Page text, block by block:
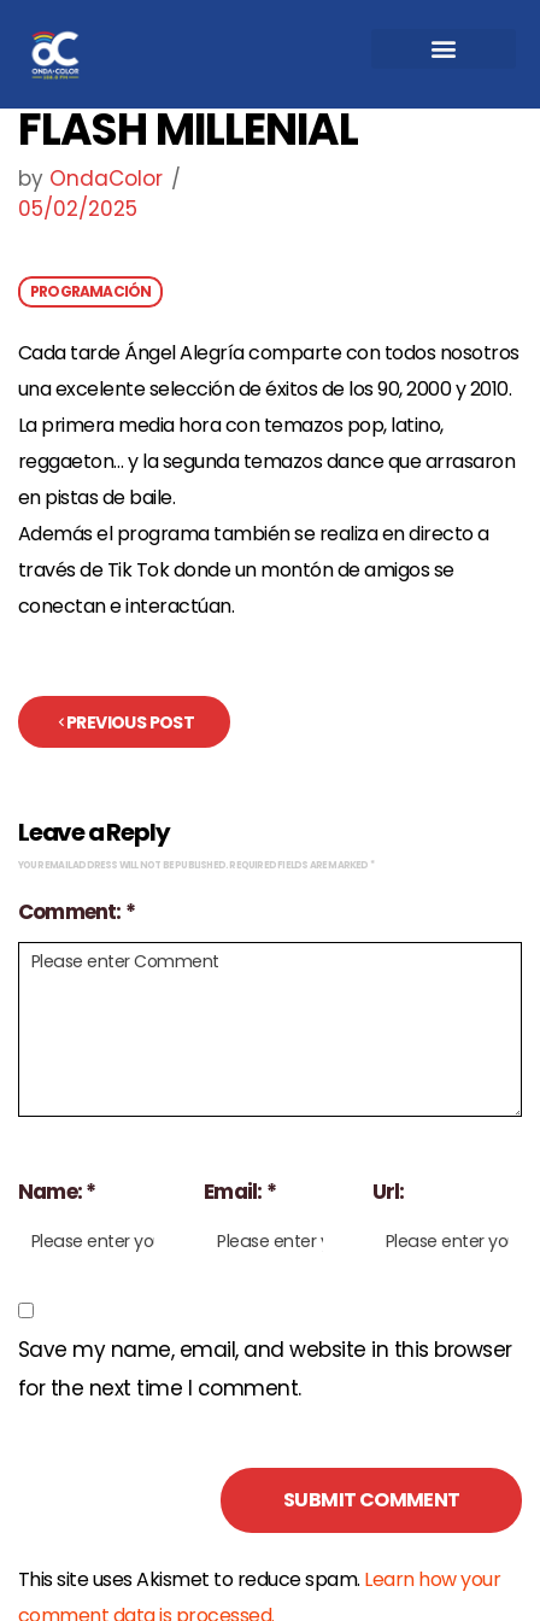
FLASH MILLENIAL
by OndaColor
05/02/2025
PROGRAMACIÓN
Cada tarde Ángel Alegría comparte con todos nosotros
una excelente selección de éxitos de los 90, 2000 y 2010.
La primera media hora con temazos pop, latino,
reggaeton… y la segunda temazos dance que arrasaron
en pistas de baile.
Además el programa también se realiza en directo a
través de Tik Tok donde un montón de amigos se
conectan e interactúan.
PREVIOUS POST
Leave a Reply
YOUR EMAIL ADDRESS WILL NOT BE PUBLISHED.REQUIRED FIELDS ARE MARKED *
Comment: *
Name: * Email: * Url:
Save my name, email, and website in this browser
for the next time I comment.
This site uses Akismet to reduce spam. Learn how your